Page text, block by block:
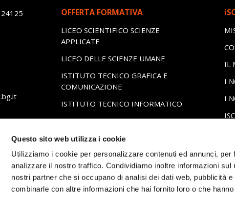
Questo sito web utilizza i cookie
Utilizziamo i cookie per personalizzare contenuti ed annunci,
analizzare il nostro traffico. Condividiamo inoltre informazioni
nostri partner che si occupano di analisi dei dati web, pubblicità
combinarle con altre informazioni che hai fornito loro o che
16.00
OFFERTA FORMATIVA
LICEO SCIENTIFICO SCIENZE
APPLICATE
LICEO DELLE SCIENZE UMANE
ISTITUTO TECNICO GRAFICA E
COMUNICAZIONE
ISTITUTO TECNICO INFORMATICO
ISTITUTO PROFESSIONALE
IL
I
I